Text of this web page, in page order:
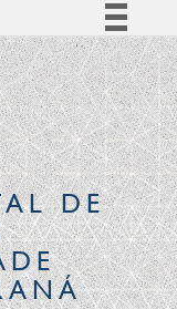
BR
Participe
à informação
CanaisDE